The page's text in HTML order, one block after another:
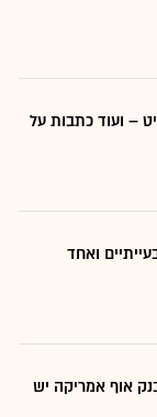
– ועוד כתבות על
סקטורים בעייתיים ואחד
אוף אמריקה יש